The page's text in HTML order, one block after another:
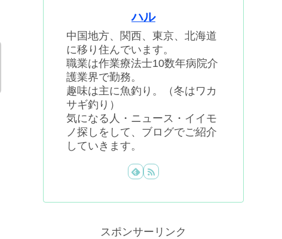
ハル
中国地方、関西、東京、北海道
に移り住んでいます。
職業は作業療法士10数年病院介
護業界で勤務。
趣味は主に魚釣り。（冬はワカ
サギ釣り）
気になる人・ニュース・イイモ
ノ探しをして、ブログでご紹介
していきます。
スポンサーリンク